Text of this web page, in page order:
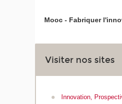
Mooc - Fabriquer
Visiter nos sites
Innovation,